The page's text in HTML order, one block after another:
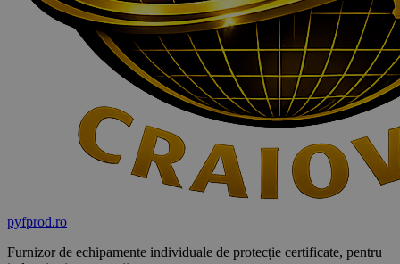
pyfprod.ro
Furnizor de echipamente individuale de protecție certificate, pentru